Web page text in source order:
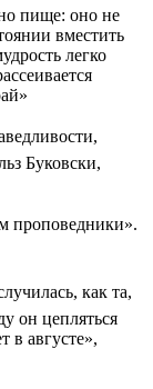
пище: оно не
вместить
легко
Буковски,
проповедники».
как та,
он цепляться
в августе»,